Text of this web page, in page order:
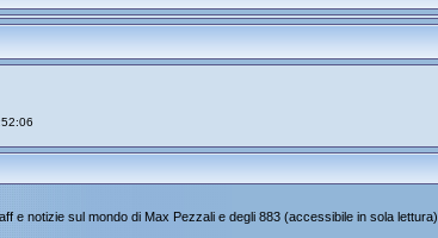
e notizie sul mondo di Max Pezzali e degli 883 (accessibile in sola lettura)